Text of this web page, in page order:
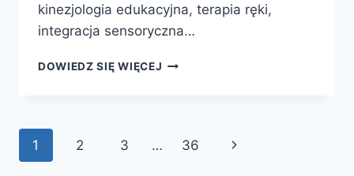
kinezjologia edukacyjna, terapia ręki,
integracja sensoryczna…
DOWIEDZ SIĘ WIĘCEJ METODY
PRZEWODNIK
Nawigacja
1 2 3 … 36
Następna